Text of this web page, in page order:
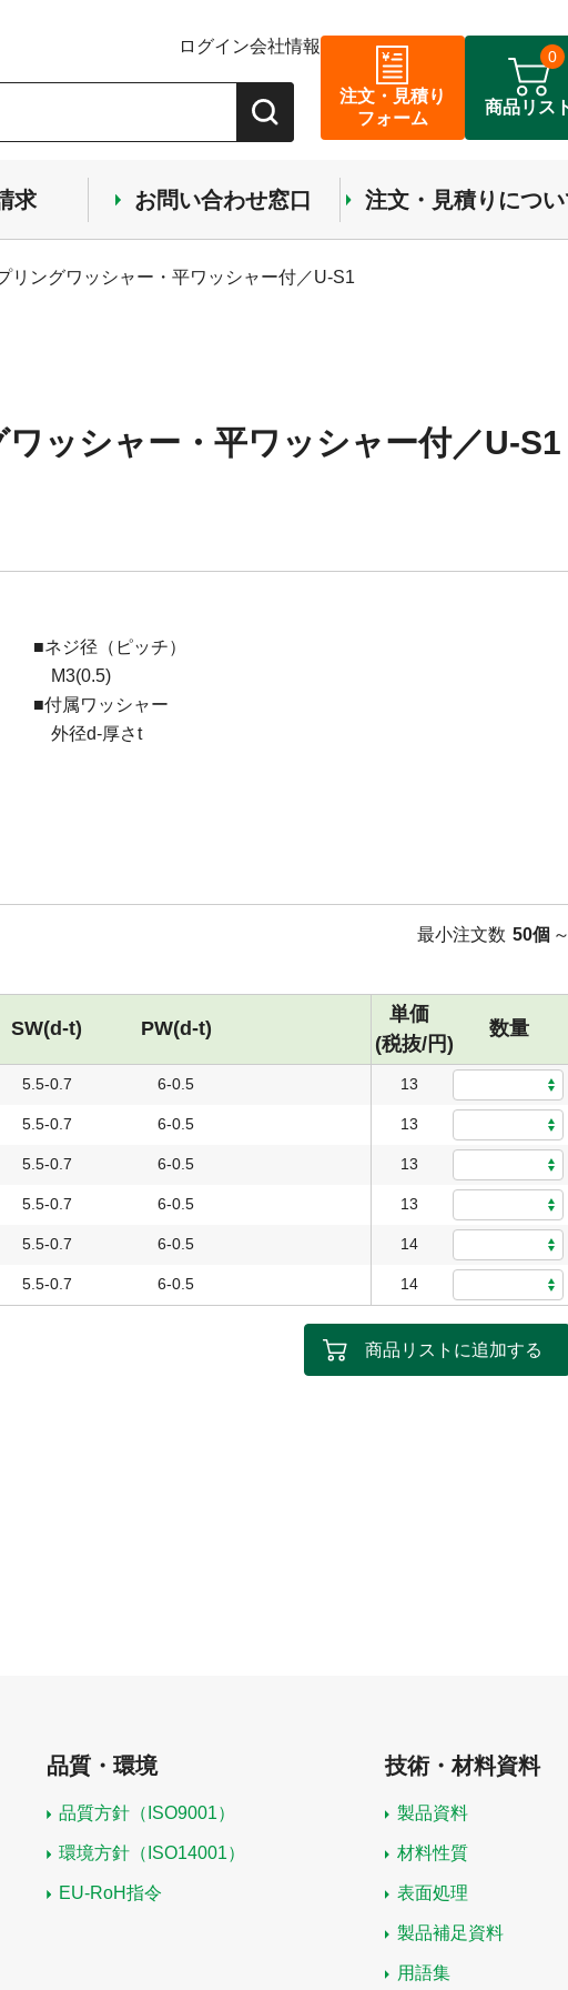
ログイン会社情報
注文・見積り
フォーム
商品リス
0
求 お問い合わせ窓口 注文・見積りにつ
リングワッシャー・平ワッシャー付／U-S1
ッシャー・平ワッシャー付／U-S1
■ネジ径（ピッチ）
M3(0.5)
■付属ワッシャー
外径d-厚さt
最小注文数 50個
SW(d-t) PW(d-t)
単価
(税抜/円)
数量
5.5-0.7 6-0.5 13
5.5-0.7 6-0.5 13
5.5-0.7 6-0.5 13
5.5-0.7 6-0.5 13
5.5-0.7 6-0.5 14
5.5-0.7 6-0.5 14
商品リストに追加する
品質・環境
品質方針（ISO9001）
環境方針（ISO14001）
EU-RoH指令
技術・材料資料
製品資料
材料性質
表面処理
製品補足資料
用語集